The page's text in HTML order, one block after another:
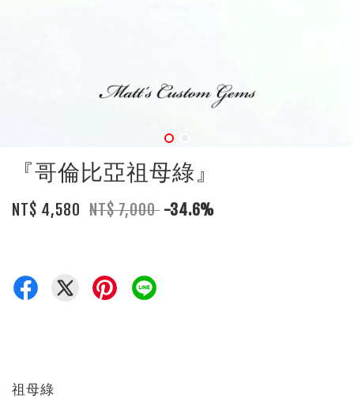
『哥倫比亞祖母綠』
NT$ 4,580 NT$ 7,000 -34.6%
祖母綠